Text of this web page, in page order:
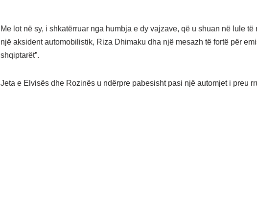
Me lot në sy, i shkatërruar nga humbja e dy vajzave, që u shuan në lule të
një aksident automobilistik, Riza Dhimaku dha një mesazh të fortë për
shqiptarët”.
Jeta e Elvisës dhe Rozinës u ndërpre pabesisht pasi një automjet i preu